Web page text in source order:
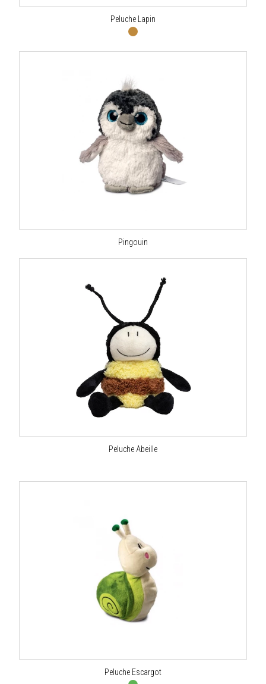
Peluche Lapin
Pingouin
Peluche Abeille
Peluche Escargot